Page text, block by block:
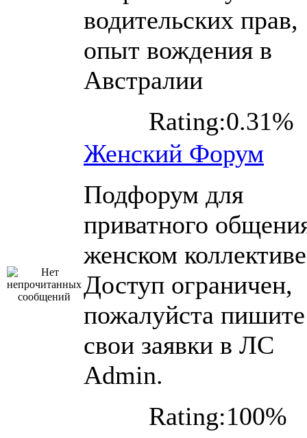
водительских прав,
опыт вождения в
Австралии
Rating:0.31%
Женский Форум
Подфорум для
приватного
женском
Доступ ограничен,
пожалуйста пишите
свои заявки в ЛС
Admin.
Rating:100%